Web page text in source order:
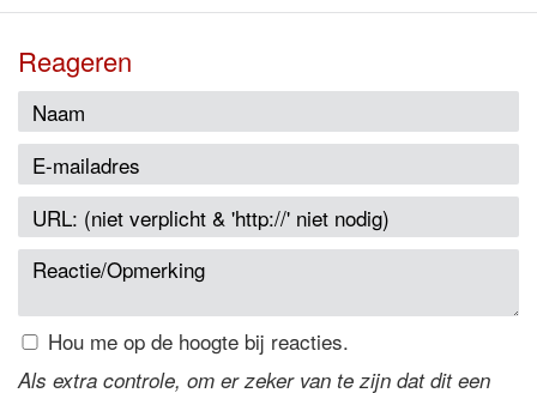
Reageren
Hou me op de hoogte bij reacties.
Als extra controle, om er zeker van te zijn dat dit een